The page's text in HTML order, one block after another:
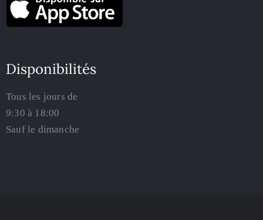
Disponibilités
Tous les jours de
9:30 à 18:00
Sauf le dimanche